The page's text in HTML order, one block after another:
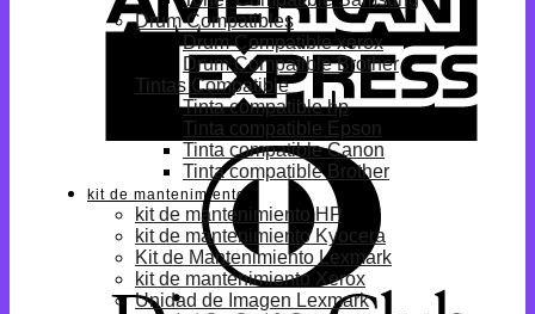
Drum Compatibles
Drum Compatible xerox
Drum Compatible Brother
Tintas Compatible
Tinta compatible hp
Tinta compatible Epson
Tinta compatible Canon
Tinta compatible Brother
kit de mantenimiento
kit de mantenimiento HP
kit de mantenimiento Kyocera
Kit de Mantenimiento Lexmark
kit de mantenimiento Xerox
Unidad de Imagen Lexmark